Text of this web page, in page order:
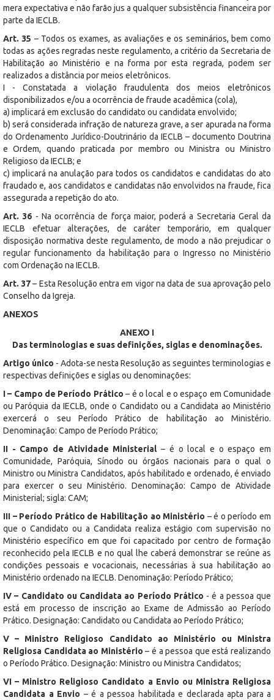
mera expectativa e não farão jus a qualquer subsistência financeira por
parte da IECLB.
Art. 35 – Todos os exames, as avaliações e os seminários, bem como
todas as ações regradas neste regulamento, a critério da Secretaria de
Habilitação ao Ministério e na forma por esta regrada, podem ser
realizados a distância por meios eletrônicos.
I - Constatada a violação fraudulenta dos meios eletrônicos
disponibilizados e/ou a ocorrência de fraude acadêmica (cola),
a) implicará em exclusão do candidato ou candidata envolvido;
b) será considerada infração de natureza grave, a ser apurada na forma
do Ordenamento Jurídico-Doutrinário da IECLB – documento Doutrina
e Ordem, quando praticada por membro ou Ministra ou Ministro
Religioso da IECLB; e
c) implicará na anulação para todos os candidatos e candidatas do ato
fraudado e, aos candidatos e candidatas não envolvidos na fraude, fica
assegurada a repetição do ato.
Art. 36 - Na ocorrência de força maior, poderá a Secretaria Geral da
IECLB efetuar alterações, de caráter temporário, em qualquer
disposição normativa deste regulamento, de modo a não prejudicar o
regular funcionamento da habilitação para o Ingresso no Ministério
com Ordenação na IECLB.
Art. 37– Esta Resolução entra em vigor na data de sua aprovação pelo
Conselho da Igreja.
ANEXOS
ANEXO I
Das terminologias e suas definições, siglas e denominações.
Artigo único - Adota-se nesta Resolução as seguintes terminologias e
respectivas definições e siglas ou denominações:
I – Campo de Período Prático– é o local e o espaço em Comunidade
ou Paróquia da IECLB, onde o Candidato ou a Candidata ao Ministério
exercerá o seu Período Prático de habilitação ao Ministério.
Denominação: Campo de Período Prático;
II - Campo de Atividade Ministerial– é o local e o espaço em
Comunidade, Paróquia, Sínodo ou órgãos nacionais para o qual o
Ministro ou Ministra Candidatos, após habilitado e ordenado, é enviado
para exercer o seu Ministério. Denominação: Campo de Atividade
Ministerial; sigla: CAM;
III – Período Prático de Habilitação ao Ministério – é o período em
que o Candidato ou a Candidata realiza estágio com supervisão no
Ministério específico em que foi capacitado por centro de formação
reconhecido pela IECLB e no qual lhe caberá demonstrar se reúne as
condições pessoais e vocacionais, necessárias à sua habilitação ao
Ministério ordenado na IECLB. Denominação: Período Prático;
IV – Candidato ou Candidata ao Período Prático - é a pessoa que
está em processo de inscrição ao Exame de Admissão ao Período
Prático. Designação: Candidato ou Candidata ao Período Prático;
V – Ministro Religioso Candidato ao Ministério ou Ministra
Religiosa Candidata ao Ministério – é a pessoa que está realizando
o Período Prático. Designação: Ministro ou Ministra Candidatos;
VI – Ministro Religioso Candidato a Envio ou Ministra Religiosa
Candidata a Envio – é a pessoa habilitada e declarada apta para a